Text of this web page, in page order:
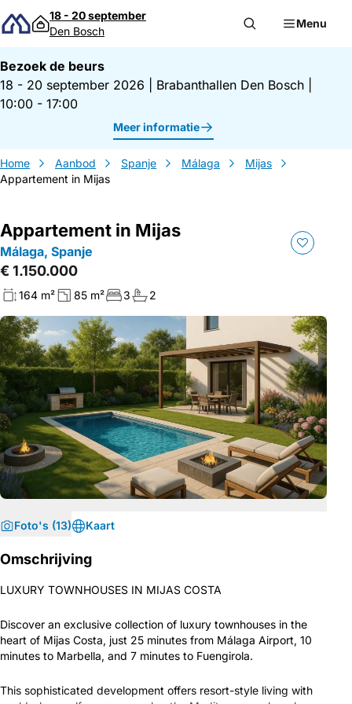
Direct naar inhoud
18 - 20 september
Den Bosch
Menu
Bezoek de beurs
18 - 20 september 2026
Brabanthallen Den Bosch
10:00 - 17:00
Meer informatie
Home Aanbod Spanje Málaga
Mijas
Appartement in Mijas
Appartement in Mijas
Málaga, Spanje
€ 1.150.000
164 m² 85 m² 3 2
Foto's (13) Kaart
Omschrijving
LUXURY TOWNHOUSES IN MIJAS COSTA
Discover an exclusive collection of luxury townhouses in the
heart of Mijas Costa, just 25 minutes from Málaga Airport, 10
minutes to Marbella, and 7 minutes to Fuengirola.
This sophisticated development offers resort-style living with